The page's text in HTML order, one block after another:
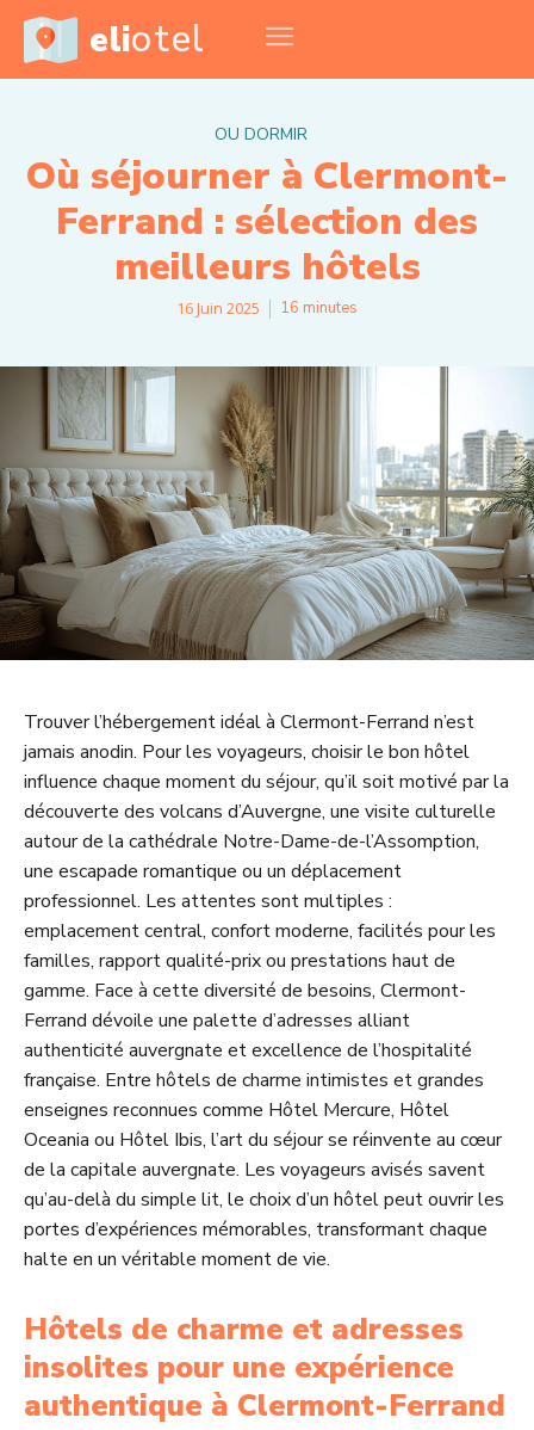
eliotel
OU DORMIR
Où séjourner à Clermont-
Ferrand : sélection des
meilleurs hôtels
16 Juin 2025 16 minutes
Trouver l’hébergement idéal à Clermont-Ferrand n’est
jamais anodin. Pour les voyageurs, choisir le bon hôtel
influence chaque moment du séjour, qu’il soit motivé par la
découverte des volcans d’Auvergne, une visite culturelle
autour de la cathédrale Notre-Dame-de-l’Assomption,
une escapade romantique ou un déplacement
professionnel. Les attentes sont multiples :
emplacement central, confort moderne, facilités pour les
familles, rapport qualité-prix ou prestations haut de
gamme. Face à cette diversité de besoins, Clermont-
Ferrand dévoile une palette d’adresses alliant
authenticité auvergnate et excellence de l’hospitalité
française. Entre hôtels de charme intimistes et grandes
enseignes reconnues comme Hôtel Mercure, Hôtel
Oceania ou Hôtel Ibis, l’art du séjour se réinvente au cœur
de la capitale auvergnate. Les voyageurs avisés savent
qu’au-delà du simple lit, le choix d’un hôtel peut ouvrir les
portes d’expériences mémorables, transformant chaque
halte en un véritable moment de vie.
Hôtels de charme et adresses
insolites pour une expérience
authentique à Clermont-Ferrand